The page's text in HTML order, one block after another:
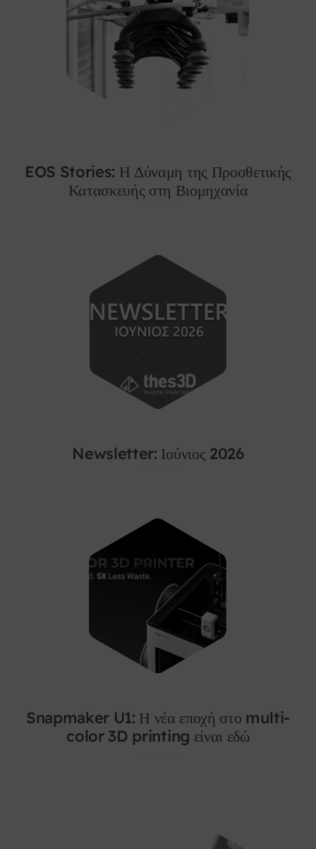
EOS Stories: Η Δύναμη της Προσθετικής
Κατασκευής στη Βιομηχανία
Newsletter: Ιούνιος 2026
Snapmaker U1: Η νέα εποχή στο multi-
color 3D printing είναι εδώ